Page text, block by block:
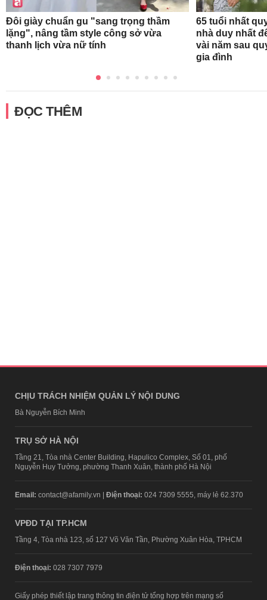
Đôi giày chuẩn gu "sang trọng thầm
lặng", nâng tầm style công sở vừa
thanh lịch vừa nữ tính
65 tuổi nhất
nhà duy nhất
vài năm sau
gia đình
ĐỌC THÊM
CHỊU TRÁCH NHIỆM QUẢN LÝ NỘI DUNG
Bà Nguyễn Bích Minh
TRỤ SỞ HÀ NỘI
Tầng 21, Tòa nhà Center Building, Hapulico Complex, Số 01, phố
Nguyễn Huy Tưởng, phường Thanh Xuân, thành phố Hà Nội
Email: contact@afamily.vn | Điện thoại: 024 7309 5555, máy lẻ 62.370
VPĐD TẠI TP.HCM
Tầng 4, Tòa nhà 123, số 127 Võ Văn Tần, Phường Xuân Hòa, TPHCM
Điện thoại: 028 7307 7979
Giấy phép thiết lập trang thông tin điện tử tổng hợp trên mạng số